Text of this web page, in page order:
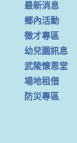
最新消息
鄉內活動
徵才專區
幼兒園訊息
武陵懷恩堂
場地租借
防災專區